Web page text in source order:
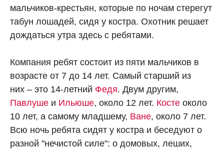
мальчиков-крестьян, которые по ночам стерегут
табун лошадей, сидя у костра. Охотник решает
дождаться утра здесь с ребятами.
Компания ребят состоит из пяти мальчиков в
возрасте от 7 до 14 лет. Самый старший из
них – это 14-летний Федя. Двум другим,
Павлуше и Ильюше, около 12 лет. Косте около
10 лет, а самому младшему, Ване, около 7 лет.
Всю ночь ребята сидят у костра и беседуют о
разной "нечистой силе": о домовых, леших,